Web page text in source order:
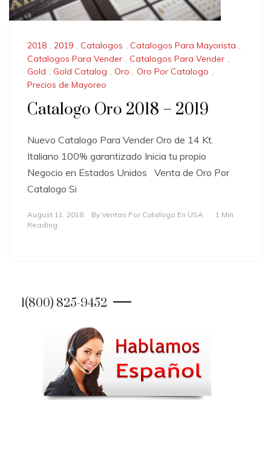
2018 , 2019 , Catalogos , Catalogos Para Mayorista ,
Catalogos Para Vender , Catalogos Para Vender ,
Gold , Gold Catalog , Oro , Oro Por Catalogo ,
Precios de Mayoreo
Catalogo Oro 2018 – 2019
Nuevo Catalogo Para Vender Oro de 14 Kt.
Italiano 100% garantizado Inicia tu propio
Negocio en Estados Unidos Venta de Oro Por
Catalogo Si
August 11, 2018 By Ventas Por Catalogo En USA
1 Min
Reading
1(800) 825-9452